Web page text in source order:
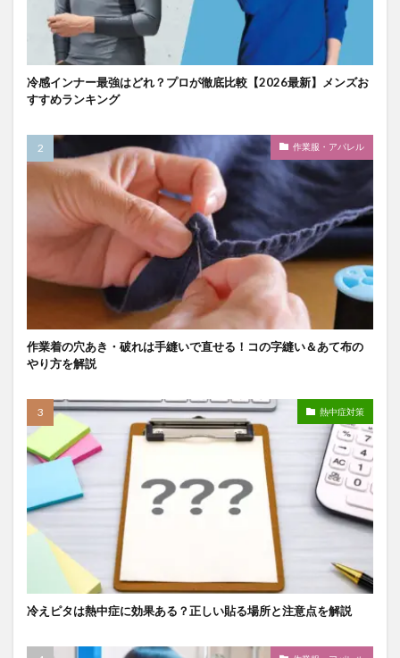
冷感インナー最強はどれ？プロが徹底比較【2026最新】メンズお
すすめランキング
作業服・アパレル
作業着の穴あき・破れは手縫いで直せる！コの字縫い＆あて布の
やり方を解説
熱中症対策
冷えピタは熱中症に効果ある？正しい貼る場所と注意点を解説